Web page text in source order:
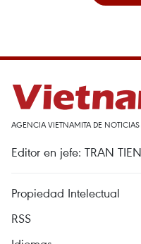
AGENCIA VIETNAMITA DE NOTICIAS
Editor en jefe: TRAN
Propiedad Intelectual
RSS